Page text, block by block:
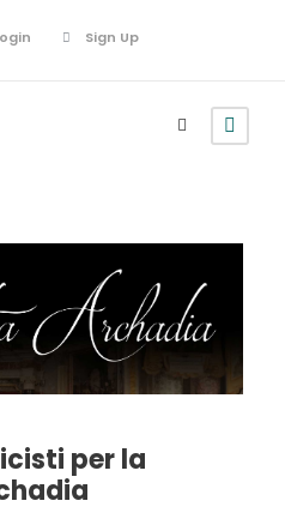
Sign Up
per la